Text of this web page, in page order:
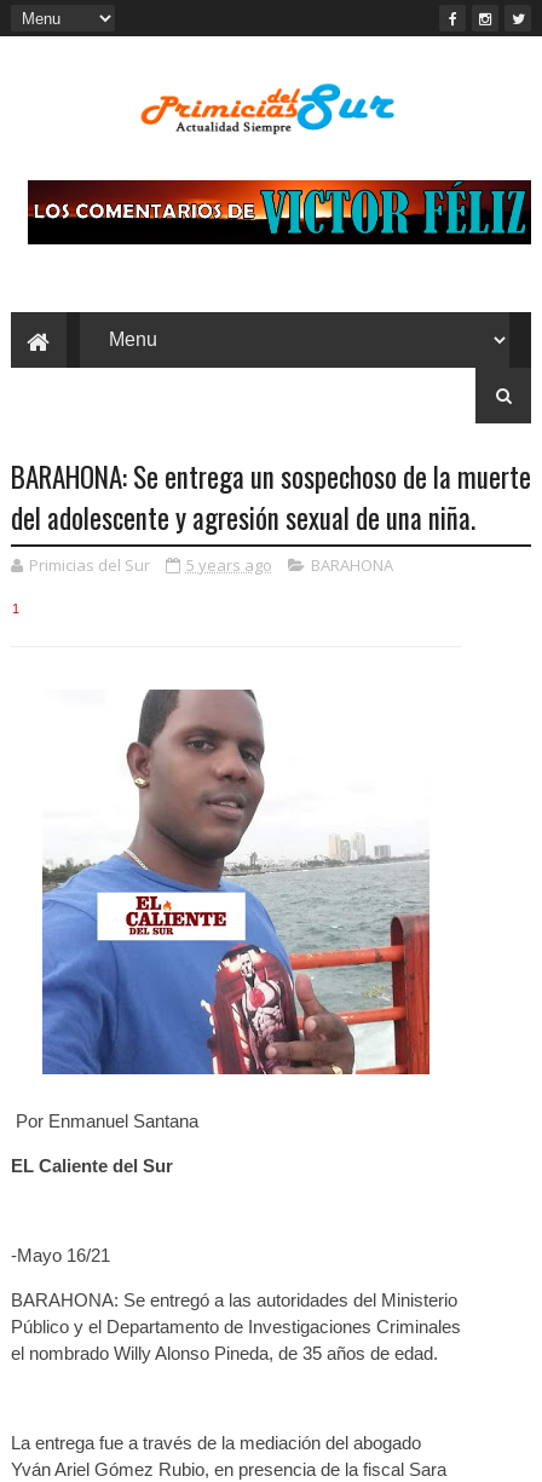
BARAHONA: Se entrega un sospechoso de la muerte
del adolescente y agresión sexual de una niña.
Primicias del Sur 5 years ago BARAHONA
1
Por Enmanuel Santana
EL Caliente del Sur
-Mayo 16/21
BARAHONA: Se entregó a las autoridades del Ministerio
Público y el Departamento de Investigaciones Criminales
el nombrado Willy Alonso Pineda, de 35 años de edad.
La entrega fue a través de la mediación del abogado
Yván Ariel Gómez Rubio, en presencia de la fiscal Sara